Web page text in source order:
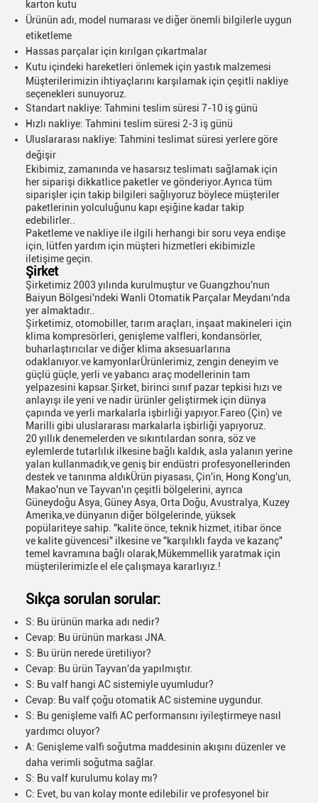
karton kutu
Ürünün adı, model numarası ve diğer önemli bilgilerle uygun
etiketleme
Hassas parçalar için kırılgan çıkartmalar
Kutu içindeki hareketleri önlemek için yastık malzemesi
Müşterilerimizin ihtiyaçlarını karşılamak için çeşitli nakliye
seçenekleri sunuyoruz.
Standart nakliye: Tahmini teslim süresi 7-10 iş günü
Hızlı nakliye: Tahmini teslim süresi 2-3 iş günü
Uluslararası nakliye: Tahmini teslimat süresi yerlere göre
değişir
Ekibimiz, zamanında ve hasarsız teslimatı sağlamak için
her siparişi dikkatlice paketler ve gönderiyor.Ayrıca tüm
siparişler için takip bilgileri sağlıyoruz böylece müşteriler
paketlerinin yolculuğunu kapı eşiğine kadar takip
edebilirler..
Paketleme ve nakliye ile ilgili herhangi bir soru veya endişe
için, lütfen yardım için müşteri hizmetleri ekibimizle
iletişime geçin.
Şirket
Şirketimiz 2003 yılında kurulmuştur ve Guangzhou'nun
Baiyun Bölgesi'ndeki Wanli Otomatik Parçalar Meydanı'nda
yer almaktadır..
Şirketimiz, otomobiller, tarım araçları, inşaat makineleri için
klima kompresörleri, genişleme valfleri, kondansörler,
buharlaştırıcılar ve diğer klima aksesuarlarına
odaklanıyor.ve kamyonlarÜrünlerimiz, zengin deneyim ve
güçlü güçle, yerli ve yabancı araç modellerinin tam
yelpazesini kapsar.Şirket, birinci sınıf pazar tepkisi hızı ve
anlayışı ile yeni ve nadir ürünler geliştirmek için dünya
çapında ve yerli markalarla işbirliği yapıyor.Fareo (Çin) ve
Marilli gibi uluslararası markalarla işbirliği yapıyoruz.
20 yıllık denemelerden ve sıkıntılardan sonra, söz ve
eylemlerde tutarlılık ilkesine bağlı kaldık, asla yalanın yerine
yalan kullanmadık,ve geniş bir endüstri profesyonellerinden
destek ve tanınma aldıkÜrün piyasası, Çin'in, Hong Kong'un,
Makao'nun ve Tayvan'ın çeşitli bölgelerini, ayrıca
Güneydoğu Asya, Güney Asya, Orta Doğu, Avustralya, Kuzey
Amerika,ve dünyanın diğer bölgelerinde, yüksek
popülariteye sahip. "kalite önce, teknik hizmet, itibar önce
ve kalite güvencesi" ilkesine ve "karşılıklı fayda ve kazanç"
temel kavramına bağlı olarak,Mükemmellik yaratmak için
müşterilerimizle el ele çalışmaya kararlıyız.!
Sıkça sorulan sorular:
S: Bu ürünün marka adı nedir?
Cevap: Bu ürünün markası JNA.
S: Bu ürün nerede üretiliyor?
Cevap: Bu ürün Tayvan'da yapılmıştır.
S: Bu valf hangi AC sistemiyle uyumludur?
Cevap: Bu valf çoğu otomatik AC sistemine uygundur.
S: Bu genişleme valfi AC performansını iyileştirmeye nasıl
yardımcı oluyor?
A: Genişleme valfi soğutma maddesinin akışını düzenler ve
daha verimli soğutma sağlar.
S: Bu valf kurulumu kolay mı?
C: Evet, bu van kolay monte edilebilir ve profesyonel bir